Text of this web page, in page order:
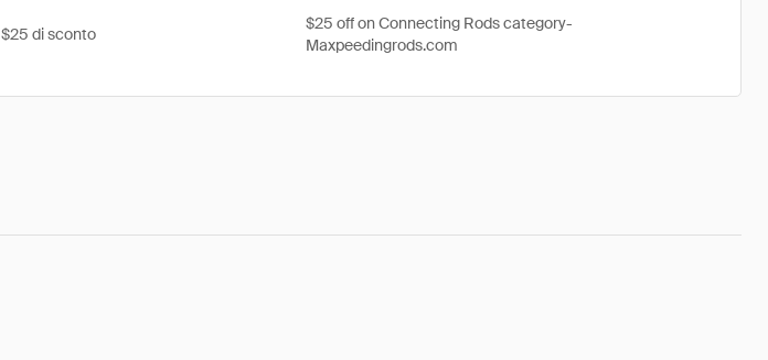
$25 di sconto
$25 off on Connecting Rods category-
Maxpeedingrods.com